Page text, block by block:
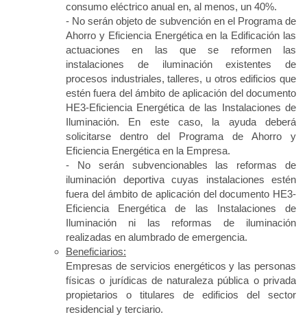
consumo eléctrico anual en, al menos, un 40%.
- No serán objeto de subvención en el Programa de
Ahorro y Eficiencia Energética en la Edificación las
actuaciones en las que se reformen las
instalaciones de iluminación existentes de
procesos industriales, talleres, u otros edificios que
estén fuera del ámbito de aplicación del documento
HE3-Eficiencia Energética de las Instalaciones de
Iluminación. En este caso, la ayuda deberá
solicitarse dentro del Programa de Ahorro y
Eficiencia Energética en la Empresa.
- No serán subvencionables las reformas de
iluminación deportiva cuyas instalaciones estén
fuera del ámbito de aplicación del documento HE3-
Eficiencia Energética de las Instalaciones de
Iluminación ni las reformas de iluminación
realizadas en alumbrado de emergencia.
Beneficiarios:
Empresas de servicios energéticos y las personas
físicas o jurídicas de naturaleza pública o privada
propietarios o titulares de edificios del sector
residencial y terciario.